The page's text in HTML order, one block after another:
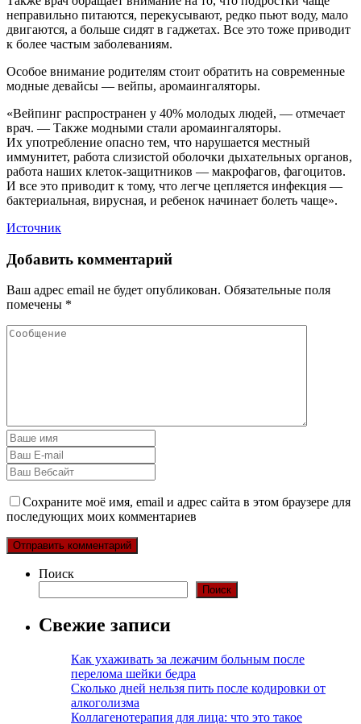
неправильно питаются, перекусывают, редко пьют воду, мало
двигаются, а больше сидят в гаджетах. Все это тоже приводит
к более частым заболеваниям.
Особое внимание родителям стоит обратить на современные
модные девайсы — вейпы, аромаингаляторы.
«Вейпинг распространен у 40% молодых людей, — отмечает
врач. — Также модными стали аромаингаляторы.
Их употребление опасно тем, что нарушается местный
иммунитет, работа слизистой оболочки дыхательных органов,
работа наших клеток-защитников — макрофагов, фагоцитов.
И все это приводит к тому, что легче цепляется инфекция —
бактериальная, вирусная, и ребенок начинает болеть чаще».
Источник
Добавить комментарий
Ваш адрес email не будет опубликован. Обязательные поля
помечены *
Сохраните моё имя, email и адрес сайта в этом браузере для
последующих моих комментариев
Поиск
Поиск
Свежие записи
Как ухаживать за лежачим больным после
перелома шейки бедра
Сколько дней нельзя пить после кодировки от
алкоголизма
Коллагенотерапия для лица: что это такое